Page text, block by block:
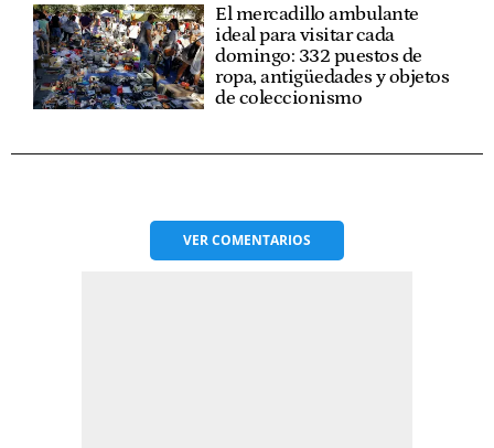
El mercadillo ambulante
ideal para visitar cada
domingo: 332 puestos de
ropa, antigüedades y objetos
de coleccionismo
VERCOMENTARIOS